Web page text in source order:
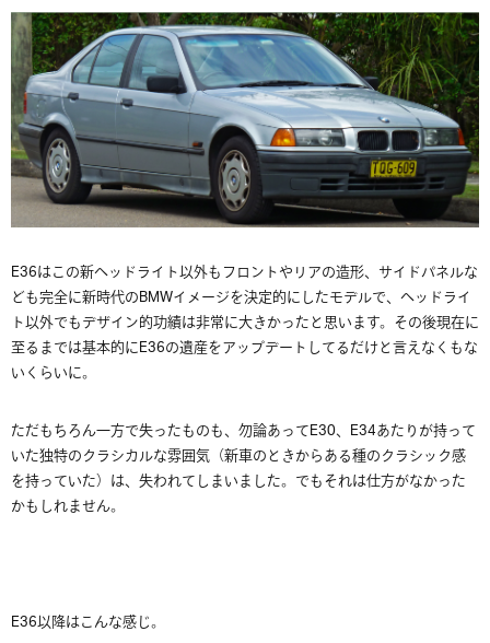
E36はこの新ヘッドライト以外もフロントやリアの造形、サイドパネルな
ども完全に新時代のBMWイメージを決定的にしたモデルで、ヘッドライ
ト以外でもデザイン的功績は非常に大きかったと思います。その後現在に
至るまでは基本的にE36の遺産をアップデートしてるだけと言えなくもな
いくらいに。
ただもちろん一方で失ったものも、勿論あってE30、E34あたりが持って
いた独特のクラシカルな雰囲気（新車のときからある種のクラシック感
を持っていた）は、失われてしまいました。でもそれは仕方がなかった
かもしれません。
E36以降はこんな感じ。